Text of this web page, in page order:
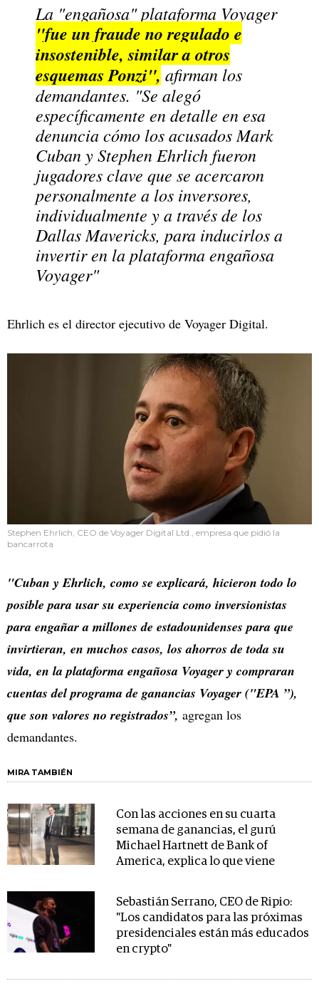
La "engañosa" plataforma Voyager
"fue un fraude no regulado e
insostenible, similar a otros
esquemas Ponzi", afirman los
demandantes. "Se alegó
específicamente en detalle en esa
denuncia cómo los acusados Mark
Cuban y Stephen Ehrlich fueron
jugadores clave que se acercaron
personalmente a los inversores,
individualmente y a través de los
Dallas Mavericks, para inducirlos a
invertir en la plataforma engañosa
Voyager"
Ehrlich es el director ejecutivo de Voyager Digital.
Stephen Ehrlich, CEO de Voyager Digital Ltd., empresa que pidió la
bancarrota
"Cuban y Ehrlich, como se explicará, hicieron todo lo
posible para usar su experiencia como inversionistas
para engañar a millones de estadounidenses para que
invirtieran, en muchos casos, los ahorros de toda su
vida, en la plataforma engañosa Voyager y compraran
cuentas del programa de ganancias Voyager ("EPA ”),
que son valores no registrados”, agregan los
demandantes.
MIRA TAMBIÉN
Con las acciones en su cuarta
semana de ganancias, el gurú
Michael Hartnett de Bank of
America, explica lo que viene
Sebastián Serrano, CEO de Ripio:
"Los candidatos para las próximas
presidenciales están más educados
en crypto"